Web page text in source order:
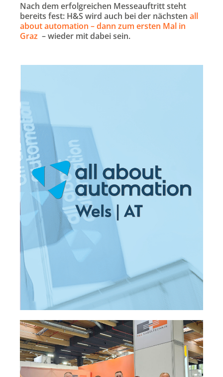
Nach dem erfolgreichen Messeauftritt steht
bereits fest: H&S wird auch bei der nächsten all
about automation – dann zum ersten Mal in
Graz – wieder mit dabei sein.